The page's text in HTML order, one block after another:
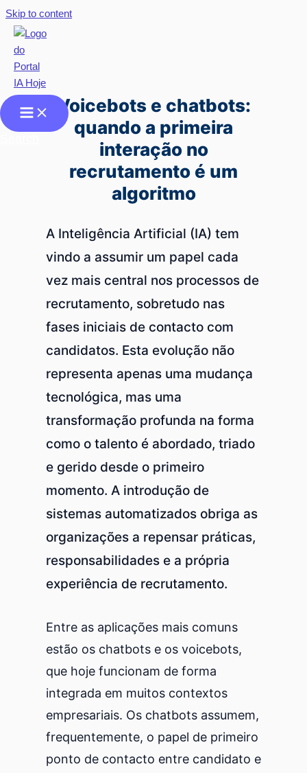
Skip to content
Voicebots e chatbots:
quando a primeira
interação no
recrutamento é um
algoritmo
A Inteligência Artificial (IA) tem
vindo a assumir um papel cada
vez mais central nos processos de
recrutamento, sobretudo nas
fases iniciais de contacto com
candidatos. Esta evolução não
representa apenas uma mudança
tecnológica, mas uma
transformação profunda na forma
como o talento é abordado, triado
e gerido desde o primeiro
momento. A introdução de
sistemas automatizados obriga as
organizações a repensar práticas,
responsabilidades e a própria
experiência de recrutamento.
Entre as aplicações mais comuns
estão os chatbots e os voicebots,
que hoje funcionam de forma
integrada em muitos contextos
empresariais. Os chatbots assumem,
frequentemente, o papel de primeiro
ponto de contacto entre candidato e